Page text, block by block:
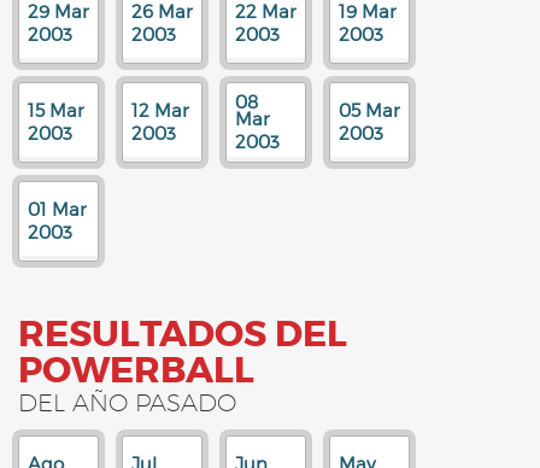
29 Mar
2003
26 Mar
2003
22 Mar
2003
19 Mar
2003
15 Mar
2003
12 Mar
2003
08
Mar
2003
05 Mar
2003
01 Mar
2003
RESULTADOS DEL
POWERBALL
DEL AÑO PASADO